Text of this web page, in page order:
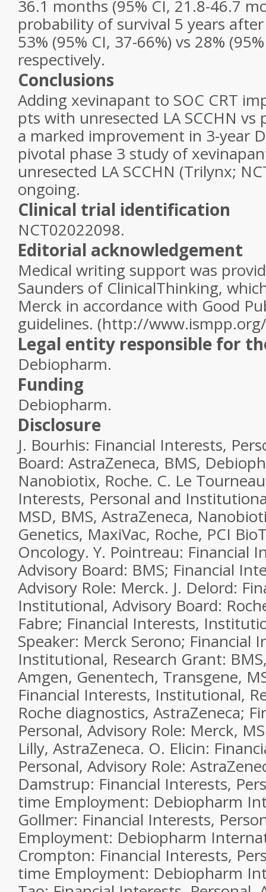
36.1 months (95% CI, 21.8-46.7
probability of survival 5 years
53% (95% CI, 37-66%) vs 28%
respectively.
Conclusions
Adding xevinapant to SOC CRT
pts with unresected LA SCCHN vs
a marked improvement in 3-year
pivotal phase 3 study of
unresected LA SCCHN (Trilynx;
ongoing.
Clinical trial identification
NCT02022098.
Editorial acknowledgement
Medical writing support was
Saunders of ClinicalThinking,
Merck in accordance with Good
guidelines. (http://
Legal entity responsible for
Debiopharm.
Funding
Debiopharm.
Disclosure
J. Bourhis: Financial Interests,
Board: AstraZeneca, BMS,
Nanobiotix, Roche. C. Le
Interests, Personal and
MSD, BMS, AstraZeneca,
Genetics, MaxiVac, Roche, PCI
Oncology. Y. Pointreau: Financial
Advisory Board: BMS; Financial
Advisory Role: Merck. J. Delord:
Institutional, Advisory Board:
Fabre; Financial Interests,
Speaker: Merck Serono; Financial
Institutional, Research Grant:
Amgen, Genentech, Transgene,
Financial Interests, Institutional,
Roche diagnostics, AstraZeneca;
Personal, Advisory Role: Merck,
Lilly, AstraZeneca. O. Elicin:
Personal, Advisory Role:
Damstrup: Financial Interests,
time Employment: Debiopharm
Gollmer: Financial Interests,
Employment: Debiopharm
Crompton: Financial Interests,
time Employment: Debiopharm